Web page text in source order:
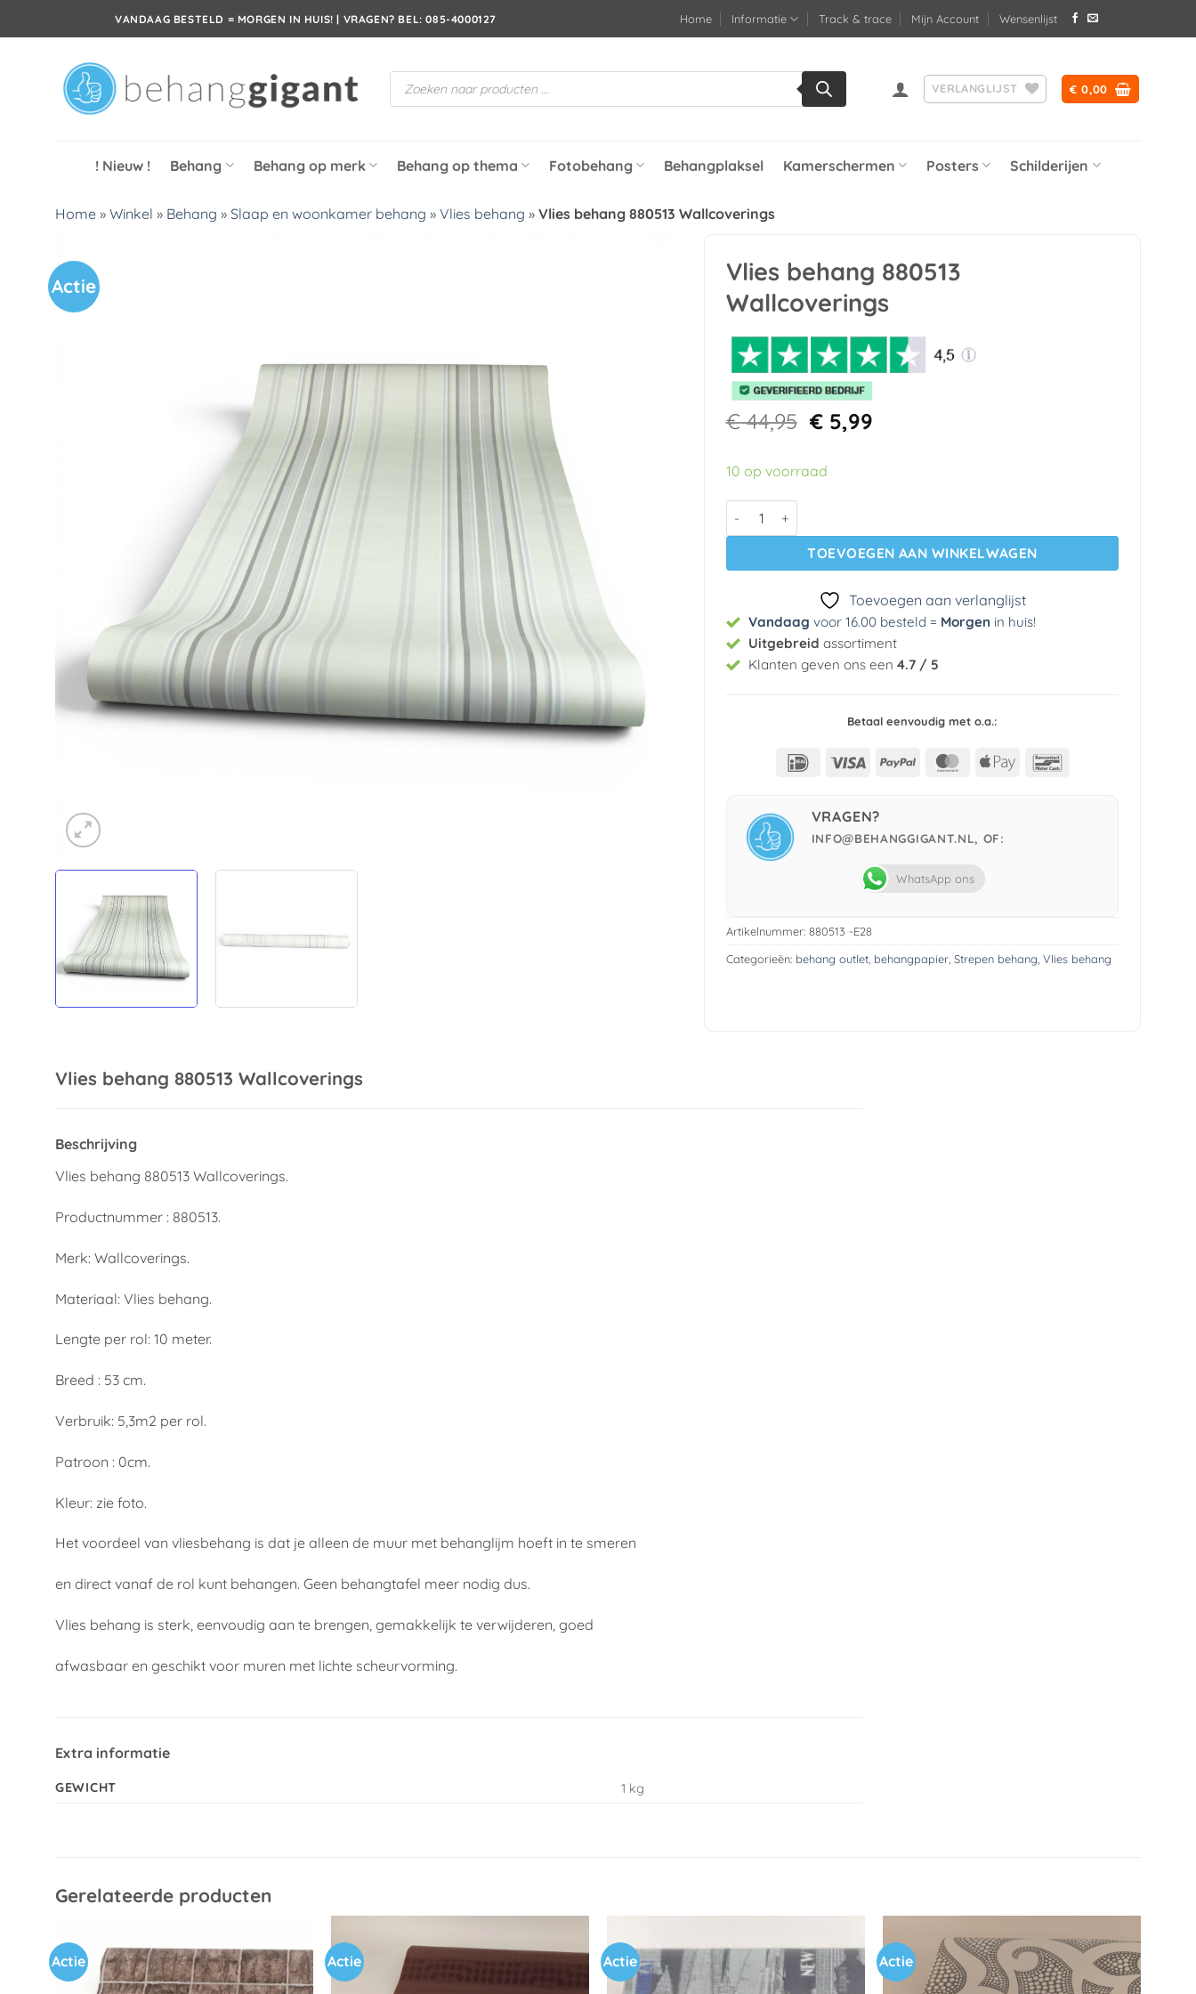
VANDAAG BESTELD = MORGEN IN HUIS! | VRAGEN? BEL: 085-4000127 Home Informatie Track & trace Mijn Account Wensenlijst
Producten
zoeken
VERLANGLIJST € 0,00
! Nieuw ! Behang Behang op merk Behang op thema Fotobehang Behangplaksel Kamerschermen Posters Schilderijen
Home » Winkel » Behang » Slaap en woonkamer behang » Vlies behang » Vlies behang 880513 Wallcoverings
Actie
Vlies behang 880513
Wallcoverings
€44,95 Oorspronkelijke
prijs
was:
€ 44,95.
€5,99Huidige
10 op voorraad
Vlies behang 880513 Wallcoverings aantal
TOEVOEGEN AAN WINKELWAGEN
Toevoegen aan verlanglijst
Vandaag voor 16.00 besteld = Morgen in huis!
Uitgebreid assortiment
Klanten geven ons een 4.7 / 5
Betaal eenvoudig met o.a.:
IDeal Visa PayPal MasterCard
Apple
VRAGEN?
INFO@BEHANGGIGANT.NL, OF:
WhatsApp ons
Artikelnummer: 880513 -E28
Categorieën: behang outlet, behangpapier, Strepen behang Vlies behang
Vlies behang 880513 Wallcoverings
Beschrijving
Vlies behang 880513 Wallcoverings.
Productnummer : 880513.
Merk: Wallcoverings.
Materiaal: Vlies behang.
Lengte per rol: 10 meter.
Breed : 53 cm.
Verbruik: 5,3m2 per rol.
Patroon : 0cm.
Kleur: zie foto.
Het voordeel van vliesbehang is dat je alleen de muur met behanglijm hoeft in te smeren
en direct vanaf de rol kunt behangen. Geen behangtafel meer nodig dus.
Vlies behang is sterk, eenvoudig aan te brengen, gemakkelijk te verwijderen, goed
afwasbaar en geschikt voor muren met lichte scheurvorming.
Extra informatie
GEWICHT 1 kg
Gerelateerde producten
Actie
Toevoegen
aan
verlanglijst
Actie
verlanglijst
Actie
Toevoegen
aan
verlanglijst
Actie
Toevoegen
aan
verlanglijst